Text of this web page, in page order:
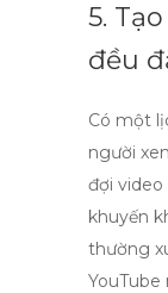
5.
đều
Có một
người
đợi
khuyến
thường
YouTube